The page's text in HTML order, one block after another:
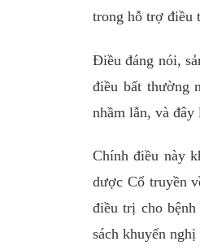
trong hỗ trợ điều
Điều đáng nói,
điều bất thường
nhầm lẫn, và
Chính điều này
dược Cổ truyền
điều trị cho
sách khuyến